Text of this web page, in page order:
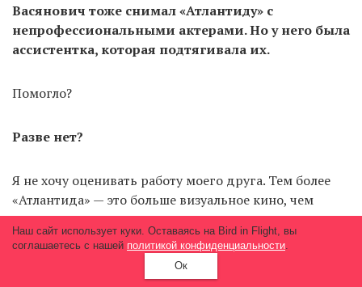
Васянович тоже снимал «Атлантиду» с
непрофессиональными актерами. Но у него была
ассистентка, которая подтягивала их.
Помогло?
Разве нет?
Я не хочу оценивать работу моего друга. Тем более
«Атлантида» — это больше визуальное кино, чем
актерское.
Сколько времени вы сейчас уделяете кино?
Наш сайт использует куки. Оставаясь на Bird in Flight, вы
соглашаетесь с нашей политикой конфиденциальности.
Ок